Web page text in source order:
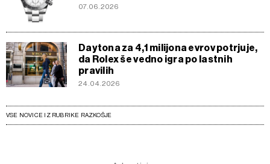
07.06.2026
Daytona za 4,1 milijona evrov potrjuje,
da Rolex še vedno igra po lastnih
pravilih
24.04.2026
VSE NOVICE IZ RUBRIKE RAZKOŠJE